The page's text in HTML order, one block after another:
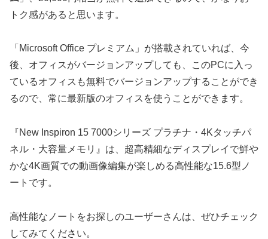
トク感があると思います。
「Microsoft Office プレミアム」が搭載されていれば、今
後、オフィスがバージョンアップしても、このPCに入っ
ているオフィスも無料でバージョンアップすることができ
るので、常に最新版のオフィスを使うことができます。
『New Inspiron 15 7000シリーズ プラチナ・4Kタッチパ
ネル・大容量メモリ』は、超高精細なディスプレイで鮮や
かな4K画質での動画像編集が楽しめる高性能な15.6型ノ
ートです。
高性能なノートをお探しのユーザーさんは、ぜひチェック
してみてください。